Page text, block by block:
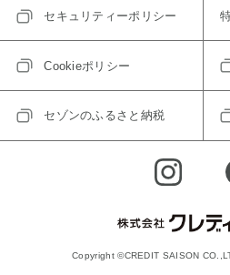
セキュリティーポリシー
Cookieポリシー
セゾンのふるさと納税
Copyright ©CREDIT SAISON